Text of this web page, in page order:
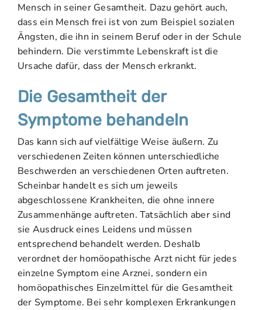
Mensch in seiner Gesamtheit. Dazu gehört auch,
dass ein Mensch frei ist von zum Beispiel sozialen
Ängsten, die ihn in seinem Beruf oder in der Schule
behindern. Die verstimmte Lebenskraft ist die
Ursache dafür, dass der Mensch erkrankt.
Die Gesamtheit der
Symptome behandeln
Das kann sich auf vielfältige Weise äußern. Zu
verschiedenen Zeiten können unterschiedliche
Beschwerden an verschiedenen Orten auftreten.
Scheinbar handelt es sich um jeweils
abgeschlossene Krankheiten, die ohne innere
Zusammenhänge auftreten. Tatsächlich aber sind
sie Ausdruck eines Leidens und müssen
entsprechend behandelt werden. Deshalb
verordnet der homöopathische Arzt nicht für jedes
einzelne Symptom eine Arznei, sondern ein
homöopathisches Einzelmittel für die Gesamtheit
der Symptome. Bei sehr komplexen Erkrankungen